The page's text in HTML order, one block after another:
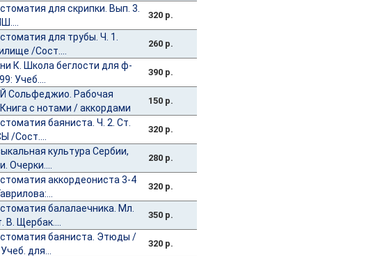
для скрипки. Вып. 3.
320 р.
для трубы. Ч. 1.
/Сост....
260 р.
К. Школа беглости для ф-
Учеб....
390 р.
Сольфеджио. Рабочая
с нотами / аккордами
150 р.
баяниста. Ч. 2. Ст.
/Сост....
320 р.
культура Сербии,
Очерки....
280 р.
аккордеониста 3-4
320 р.
балалаечника. Мл.
Щербак....
350 р.
баяниста. Этюды /
для...
320 р.